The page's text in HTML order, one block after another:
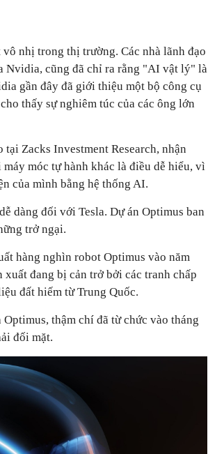
nhị trong thị trường. Các nhà lãnh đạo
Nvidia, cũng đã chỉ ra rằng "AI vật lý" là
gần đây đã giới thiệu một bộ công cụ
thấy sự nghiêm túc của các ông lớn
Zacks Investment Research, nhận
móc tự hành khác là điều dễ hiểu, vì
của mình bằng hệ thống AI.
dàng đối với Tesla. Dự án Optimus ban
trở ngại.
hàng nghìn robot Optimus vào năm
đang bị cản trở bởi các tranh chấp
đất hiếm từ Trung Quốc.
thậm chí đã từ chức vào tháng
đối mặt.